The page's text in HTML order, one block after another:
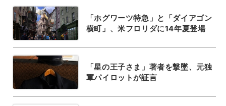
「ホグワーツ特急」と「ダイアゴン
横町」、米フロリダに14年夏登場
「星の王子さま」著者を撃墜、元独
軍パイロットが証言